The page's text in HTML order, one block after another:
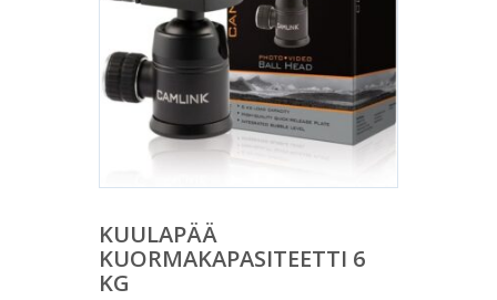
KUULAPÄÄ
KUORMAKAPASITEETTI 6
KG